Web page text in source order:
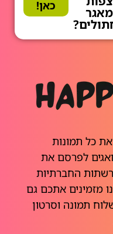
כאן!
כל תמונות
לפרסם את
החברתיות
מזמינים אתכם גם
תמונה וסרטון